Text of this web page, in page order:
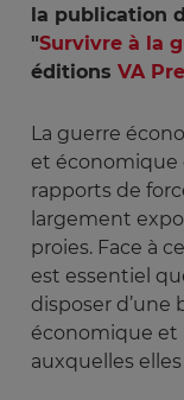
la publication
"Survivre à la
éditions VA
La guerre
et économique
rapports de
largement
proies. Face à
est essentiel
disposer d’une
économique et
auxquelles